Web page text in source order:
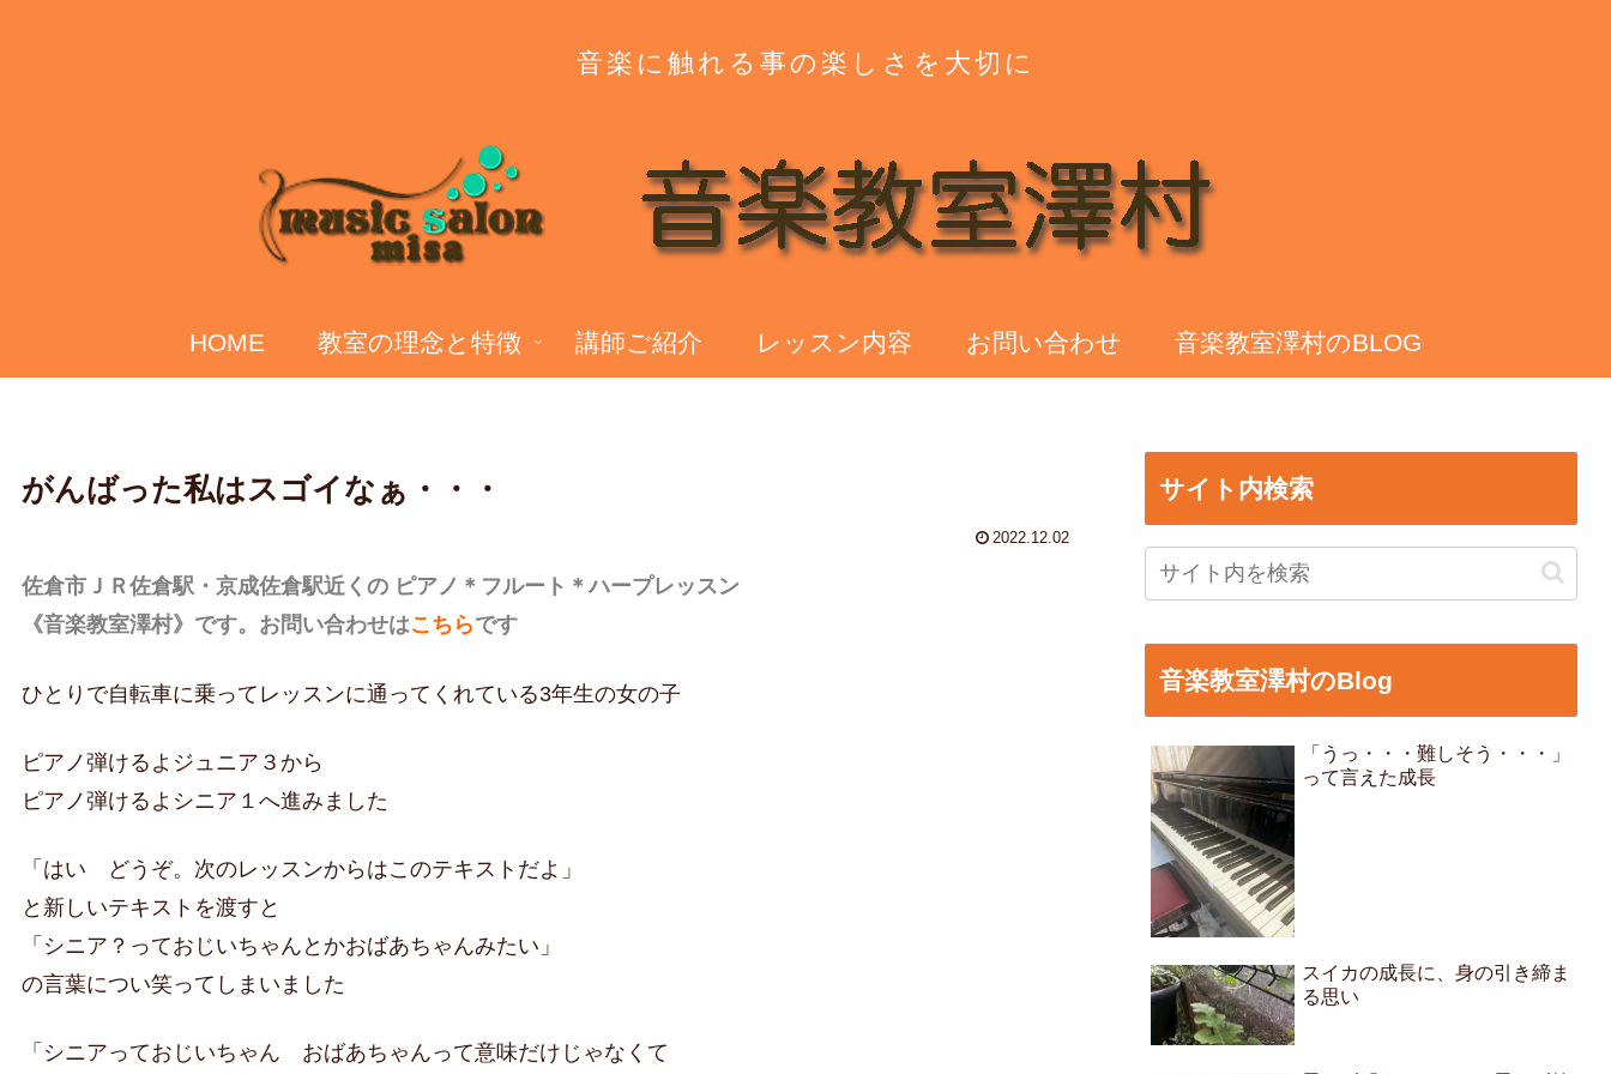
音楽に触れる事の楽しさを大切に
HOME 教室の理念と特徴 講師ご紹介 レッスン内容 お問い合わせ 音楽教室澤村のBLOG
がんばった私はスゴイなぁ・・・
2022.12.02
佐倉市ＪＲ佐倉駅・京成佐倉駅近くの ピアノ＊フルート＊ハープレッスン
《音楽教室澤村》です。お問い合わせはこちらです
ひとりで自転車に乗ってレッスンに通ってくれている3年生の女の子
ピアノ弾けるよジュニア３から
ピアノ弾けるよシニア１へ進みました
「はい どうぞ。次のレッスンからはこのテキストだよ」
と新しいテキストを渡すと
「シニア？っておじいちゃんとかおばあちゃんみたい」
の言葉につい笑ってしまいました
「シニアっておじいちゃん おばあちゃんって意味だけじゃなくて
サイト内検索
音楽教室澤村のBlog
「うっ・・・難しそう・・・」
って言えた成長
スイカの成長に、身の引き締ま
る思い